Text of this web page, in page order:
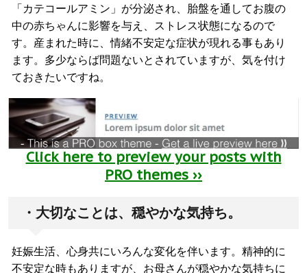
「カテコールアミン」が分泌され、胎盤を通してお腹の
中の赤ちゃんに影響を与え、ストレス状態になるので
す。産まれた時に、情緒不安定な症状が現れる事もあり
ます。多少ならば問題ないとされていますが、気を付け
ておきたいですね。
Click here to preview your posts with
PRO themes ››
・大切なことは、穏やかな気持ち。
妊娠生活、心身共にいろんな変化を伴います。精神的に
不安定な時もありますが、お母さんが穏やかな気持ちに